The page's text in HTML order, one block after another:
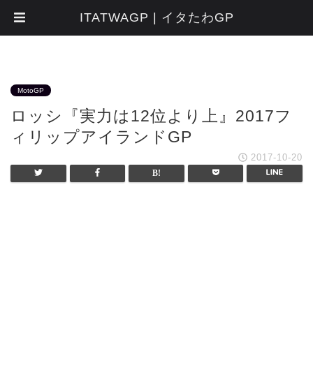
MotoGP
ロッシ『実力は12位より上』2017フ
ィリップアイランドGP
2017-10-20
ITATWAGP | イタたわGP